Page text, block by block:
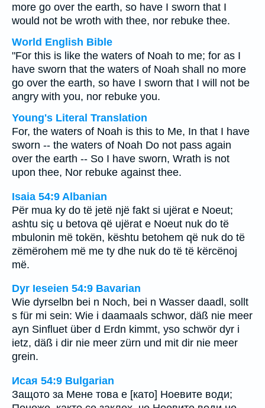
more go over the earth, so have I sworn that I
would not be wroth with thee, nor rebuke thee.
World English Bible
"For this is like the waters of Noah to me; for as I
have sworn that the waters of Noah shall no more
go over the earth, so have I sworn that I will not be
angry with you, nor rebuke you.
Young's Literal Translation
For, the waters of Noah is this to Me, In that I have
sworn -- the waters of Noah Do not pass again
over the earth -- So I have sworn, Wrath is not
upon thee, Nor rebuke against thee.
Isaia 54:9 Albanian
Për mua ky do të jetë një fakt si ujërat e Noeut;
ashtu siç u betova që ujërat e Noeut nuk do të
mbulonin më tokën, kështu betohem që nuk do të
zëmërohem më me ty dhe nuk do të të kërcënoj
më.
Dyr Ieseien 54:9 Bavarian
Wie dyrselbn bei n Noch, bei n Wasser daadl, sollt
s für mi sein: Wie i daamaals schwor, däß nie meer
ayn Sinfluet über d Erdn kimmt, yso schwör dyr i
ietz, däß i dir nie meer zürn und mit dir nie meer
grein.
Исая 54:9 Bulgarian
Защото за Мене това е [като] Ноевите води;